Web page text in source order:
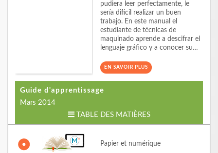
pudiera leer perfectamente, le
sería difícil realizar un buen
trabajo. En este manual el
estudiante de técnicas de
maquinado aprende a descifrar el
lenguaje gráfico y a conocer su…
EN SAVOIR PLUS
Guide d'apprentissage
Mars 2014
TABLE DES MATIÈRES
Papier et numérique